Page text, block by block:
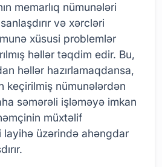
memarlıq nümunələri
və xərcləri
xüsusi problemlər
həllər təqdim edir. Bu,
həllər hazırlamaqdansa,
keçirilmiş nümunələrdən
səmərəli işləməyə imkan
müxtəlif
layihə üzərində ahəngdar